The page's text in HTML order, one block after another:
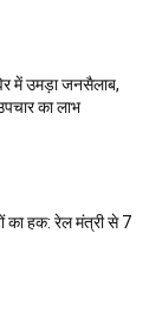
में उमड़ा जनसैलाब,
का लाभ
का हक: रेल मंत्री से 7